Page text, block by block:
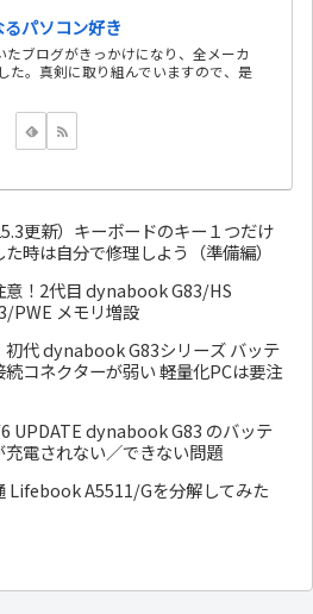
パソコン好き
ブログがきっかけになり、全メーカ
た。真剣に取り組んでいますので、是
更新）キーボードのキー１つだけ
時は自分で修理しよう（準備編）
意！2代目 dynabook G83/HS
PWE メモリ増設
初代 dynabook G83シリーズ バッテ
続コネクターが弱い 軽量化PCは要注
UPDATE dynabook G83 のバッテ
充電されない／できない問題
Lifebook A5511/Gを分解してみた